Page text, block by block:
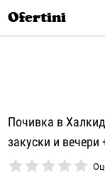
Ofertini
Почивка в
закуски и вечери